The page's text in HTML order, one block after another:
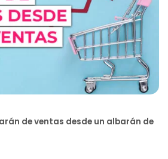
de ventas desde un albarán de